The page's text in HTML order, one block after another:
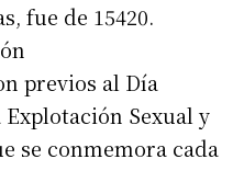
fue de 15420.
previos al Día
Sexual y
se conmemora cada